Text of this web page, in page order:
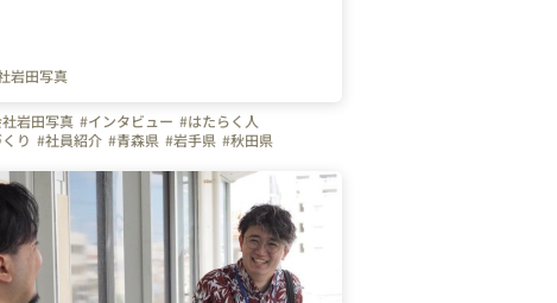
岩田写真
岩田写真 #インタビュー #はたらく人
り #社員紹介 #青森県 #岩手県 #秋田県